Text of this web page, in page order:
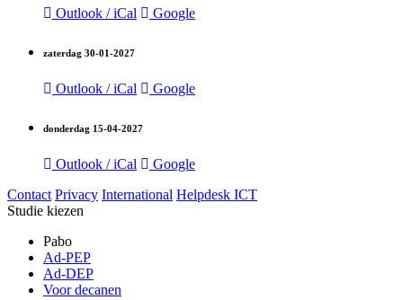
Outlook / iCal Google
zaterdag 30-01-2027
Outlook / iCal Google
donderdag 15-04-2027
Outlook / iCal
Google
Contact Privacy International Helpdesk ICT
Studie kiezen
Pabo
Ad-PEP
Ad-DEP
Voor decanen